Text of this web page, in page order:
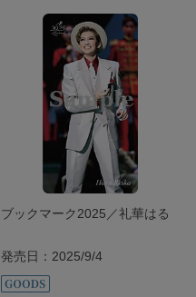
ブックマーク2025／礼華はる
発売日：2025/9/4